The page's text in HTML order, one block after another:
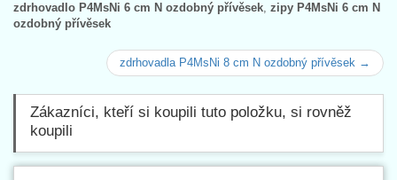
zdrhovadlo P4MsNi 6 cm N ozdobný přívěsek zipy P4MsNi 6 cm N
ozdobný přívěsek
zdrhovadla P4MsNi 8 cm N ozdobný přívěsek →
Zákazníci, kteří si koupili tuto položku, si rovněž
koupili